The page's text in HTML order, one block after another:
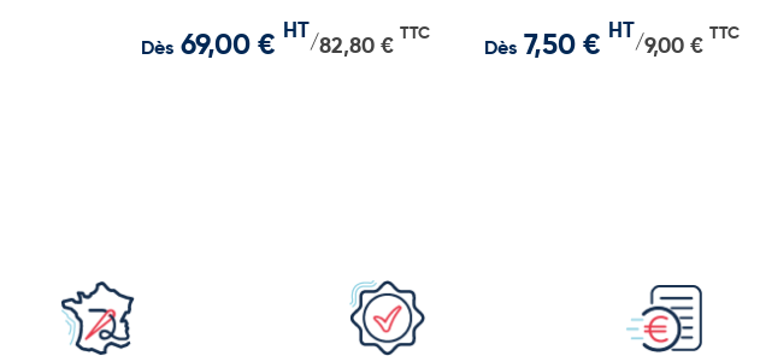
Dès 69,00 € HT
/82,80 €
TTC
Dès 7,50 € HT
/9,00 €
TTC